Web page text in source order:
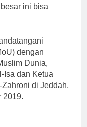
ini bisa
dengan
Dunia,
Isa dan Ketua
di Jeddah,
2019.